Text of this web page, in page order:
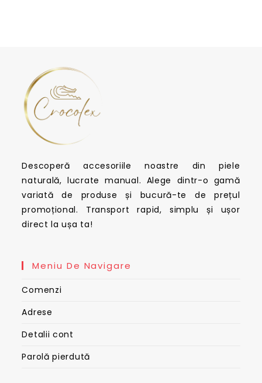
Descoperă accesoriile noastre din piele
naturală, lucrate manual. Alege dintr-o gamă
variată de produse și bucură-te de prețul
promoțional. Transport rapid, simplu și ușor
direct la ușa ta!
Meniu De Navigare
Comenzi
Adrese
Detalii cont
Parolă pierdută